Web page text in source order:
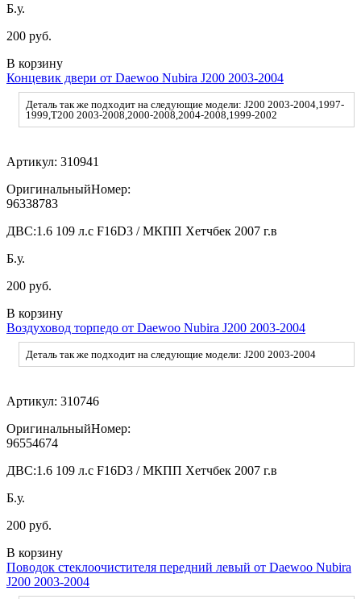
Б.у.
200 руб.
В корзину
Концевик двери от Daewoo Nubira J200 2003-2004
Деталь так же подходит на следующие модели: J200 2003-2004,1997-
1999,T200 2003-2008,2000-2008,2004-2008,1999-2002
Артикул: 310941
ОригинальныйНомер:
96338783
ДВС:1.6 109 л.с F16D3 / МКПП Хетчбек 2007 г.в
Б.у.
200 руб.
В корзину
Воздуховод торпедо от Daewoo Nubira J200 2003-2004
Деталь так же подходит на следующие модели: J200 2003-2004
Артикул: 310746
ОригинальныйНомер:
96554674
ДВС:1.6 109 л.с F16D3 / МКПП Хетчбек 2007 г.в
Б.у.
200 руб.
В корзину
Поводок стеклоочистителя передний левый от Daewoo Nubira
J200 2003-2004